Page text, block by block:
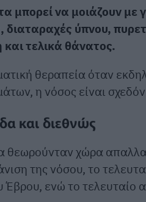
μπορεί να μοιάζουν με
ύπνου,
τελικά θάνατος.
θεραπεία όταν
η νόσος είναι
και διεθνώς
θεωρούνταν χώρα
της νόσου, το
Έβρου, ενώ το